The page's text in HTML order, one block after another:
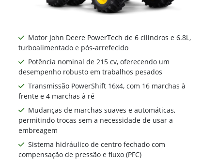
Motor John Deere PowerTech de 6 cilindros e 6.8L,
turboalimentado e pós-arrefecido
Potência nominal de 215 cv, oferecendo um
desempenho robusto em trabalhos pesados
Transmissão PowerShift 16x4, com 16 marchas à
frente e 4 marchas à ré
Mudanças de marchas suaves e automáticas,
permitindo trocas sem a necessidade de usar a
embreagem
Sistema hidráulico de centro fechado com
compensação de pressão e fluxo (PFC)